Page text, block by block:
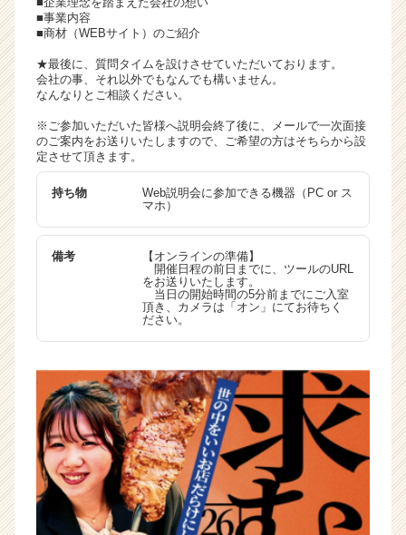
a
e
r）
■事業内容
■商材（WEBサイト）のご紹介
★最後に、質問タイムを設けさせていただいております。
会社の事、それ以外でもなんでも構いません。
なんなりとご相談ください。
※ご参加いただいた皆様へ説明会終了後に、メールで一次面接
のご案内をお送りいたしますので、ご希望の方はそちらから設
定させて頂きます。
持ち物
Web説明会に参加できる機器（PC or ス
マホ）
備考
【オンラインの準備】
開催日程の前日までに、ツールのURL
をお送りいたします。
当日の開始時間の5分前までにご入室
頂き、カメラは「オン」にてお待ちく
ださい。